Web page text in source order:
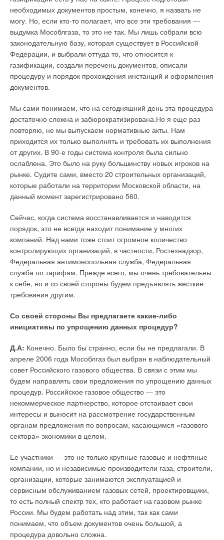
необходимых документов простым, конечно, я назвать не
могу. Но, если кто-то полагает, что все эти требования —
выдумка Мособлгаза, то это не так. Мы лишь собрали всю
законодательную базу, которая существует в Российской
Федерации, и выбрали оттуда то, что относится к
газификации, создали перечень документов, описали
процедуру и порядок прохождения инстанций и оформления
документов.
Мы сами понимаем, что на сегодняшний день эта процедура
достаточно сложна и забюрократизирована.Но я еще раз
повторяю, не мы выпускаем нормативные акты. Нам
приходится их только выполнять и требовать их выполнения
от других. В 90-е годы система контроля была сильно
ослаблена. Это было на руку большинству новых игроков на
рынке. Судите сами, вместо 20 строительных организаций,
которые работали на территории Московской области, на
данный момент зарегистрировано 560.
Сейчас, когда система восстанавливается и наводится
порядок, это не всегда находит понимание у многих
компаний. Над нами тоже стоит огромное количество
контролирующих организаций, в частности, Ростехнадзор,
Федеральная антимонопольная служба, Федеральная
служба по тарифам. Прежде всего, мы очень требовательны
к себе, но и со своей стороны будем предъявлять жесткие
требования другим.
Со своей стороны Вы предлагаете какие-либо
инициативы по упрощению данных процедур?
Д.А: Конечно. Было бы странно, если бы не предлагали. В
апреле 2006 года Мособлгаз был выбран в наблюдательный
совет Российского газового общества. В связи с этим мы
будем направлять свои предложения по упрощению данных
процедур. Российское газовое общество — это
некоммерческое партнерство, которое отстаивает свои
интересы и выносит на рассмотрение государственным
органам предложения по вопросам, касающимся «газового
сектора» экономики в целом.
Ее участники — это не только крупные газовые и нефтяные
компании, но и независимые производители газа, строители,
организации, которые занимаются эксплуатацией и
сервисным обслуживанием газовых сетей, проектировщики,
то есть полный спектр тех, кто работает на газовом рынке
России. Мы будем работать над этим, так как сами
понимаем, что объем документов очень большой, а
процедура довольно сложна.
Продукция CALPEDA сегодня
Самовсасывающие центробежные насосы с открытым
рабочим колесом— для дренажа ванн или канав, для
полива, струйные насосы для глубоких скважин (колодцев), и
мытья водой под напором.Дренажные погружные насосы
— для откачки воды из затопленных помещений и емкостей,
откачки воды из прудов, канав и стоков, для жидкостей с
Самовсасывающие центробежные насосы с
предварительным фильтром— для установок фильтрации
воды бассейнов, для чистой или слегка загрязненной воды
со взвешенными твердыми частицами, для морской воды. А
также самовсасывающие насосы для гидромассажных ванн
и многорядные насосы для установок теплоснабжения,
кондиционирования, охлаждения и циркуляции.
расширившийся ассортимент многоступенчатых насосов
серии MXH — MXH 206 и MXH 407. Новые модели
сконструированы для достижения более высокого уровня
напора — 68,5 м (у предыдущих моделей— 57 м). В
дополнение появились еще две новые модели для
обеспечения более высокого расхода MXH 1602 и MXH 1603
— 25 м 3/ч (у предыдущих моделей — 13 м 3/ч).
водоснабжения — это универсальные бытовые насосы. Пять
новых моделей насосов добавились и в серии MXS —
резервуаров с водой и утилизации дождевой воды. Для
большего напора воды — MXS 207-208 и MXS 406-407-408—
87,5 м (у предыдущих моделей — 66 м).
Циркуляционные насосы серии NC с синхронным мотором
на постоянном магните — это инновационное решение для
бытовых тепловых установок с рядом преимуществ: высокие
эксплуатационные качества и надежность благодаря
использованию синхронного двигателя, экономия
циркуляционные насосы CALPEDA имеют одинаковую
осевую базу с традиционными моделями.
Область применения — чистые неагрессивные жидкости, без
абразивных материалов. Инновационные конструкция и
дизайн, передовые технологии работы с нержавеющей
сталью помогли CALPEDA выпустить еще одну новинку —
серию погружных насосов SDX. Сейчас предлагаются две